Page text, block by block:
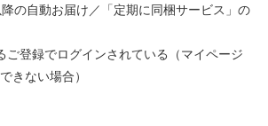
の自動お届け／「定期に同梱サービス」の
ご登録でログインされている（マイページ
きない場合）